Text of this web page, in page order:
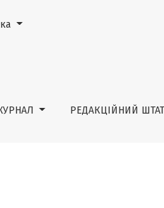
і метаболічний синдром.
РЕДАКЦІЙНИЙ ШТАТ
Поточною мовою є: